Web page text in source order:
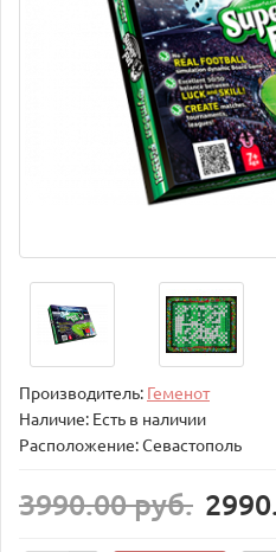
Производитель: Геменот
Наличие: Есть в наличии
Расположение: Севастополь
3990.00 руб.